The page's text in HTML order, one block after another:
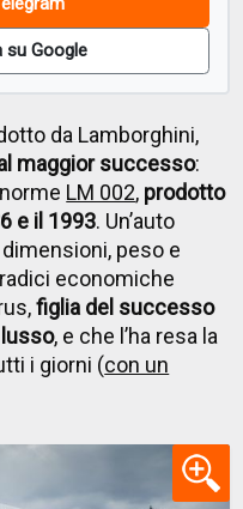
su Google
da Lamborghini,
maggior successo:
LM 002, prodotto
e il 1993. Un’auto
peso e
economiche
figlia del successo
, e che l’ha resa la
i giorni (con un